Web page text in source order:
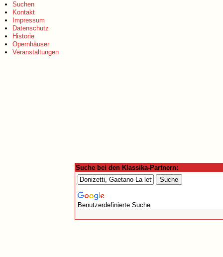
Suchen
Kontakt
Impressum
Datenschutz
Historie
Opernhäuser
Veranstaltungen
Suche bei den Klassika-Partnern:
Benutzerdefinierte Suche